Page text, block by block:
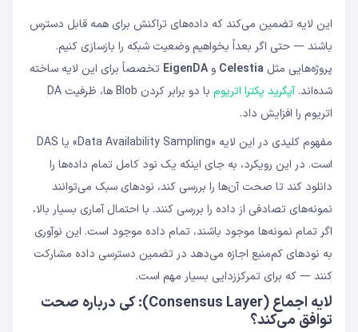
این لایه تضمین می‌کند که داده‌های تراکنش برای همه قابل دسترس
باشند — حتی اگر بعداً بخواهیم وضعیت شبکه را بازسازی کنیم.
پروژه‌هایی مثل Celestia وEigenDA تخصصاً برای این لایه ساخته
شده‌اند.آپگرید پکترا اتریوم
با دو برابر کردن Blob ها، ظرفیت DA
اتریوم را افزایش داد.
مفهوم کلیدی در این لایه «Data Availability Sampling» یا DAS
است. در این رویکرد، به جای اینکه یک نود کامل تمام داده‌ها را
دانلود کند تا صحت آن‌ها را بررسی کند، نودهای سبک می‌توانند
نمونه‌های تصادفی از داده را بررسی کنند. با احتمال آماری بسیار بالا،
اگر تمام نمونه‌ها موجود باشند، تمام داده موجود است. این نوآوری
به نودهای کم‌منبع اجازه می‌دهد در تضمین دسترسی داده مشارکت
کنند — که برای تمرکززدایی بسیار مهم است.
لایه اجماع (Consensus Layer): کی درباره صحت
توافق می‌کند؟